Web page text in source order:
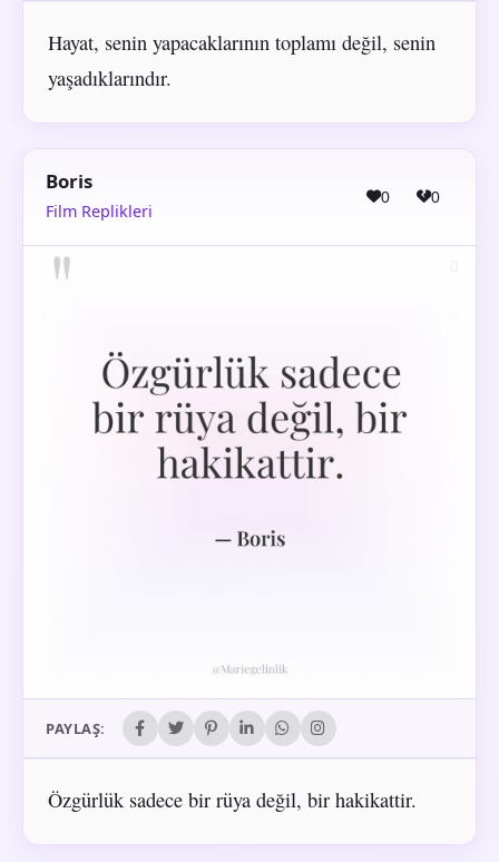
Hayat, senin yapacaklarının toplamı değil, senin
yaşadıklarındır.
Boris
Film Replikleri
0 0
PAYLAŞ:
Özgürlük sadece bir rüya değil, bir hakikattir.